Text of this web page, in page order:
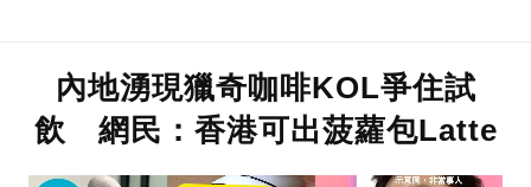
內地湧現獵奇咖啡KOL爭住試
飲 網民：香港可出菠蘿包Latte